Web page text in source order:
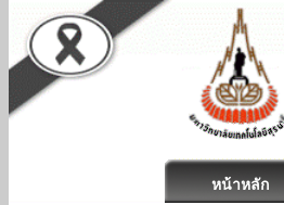
หน้าหลัก